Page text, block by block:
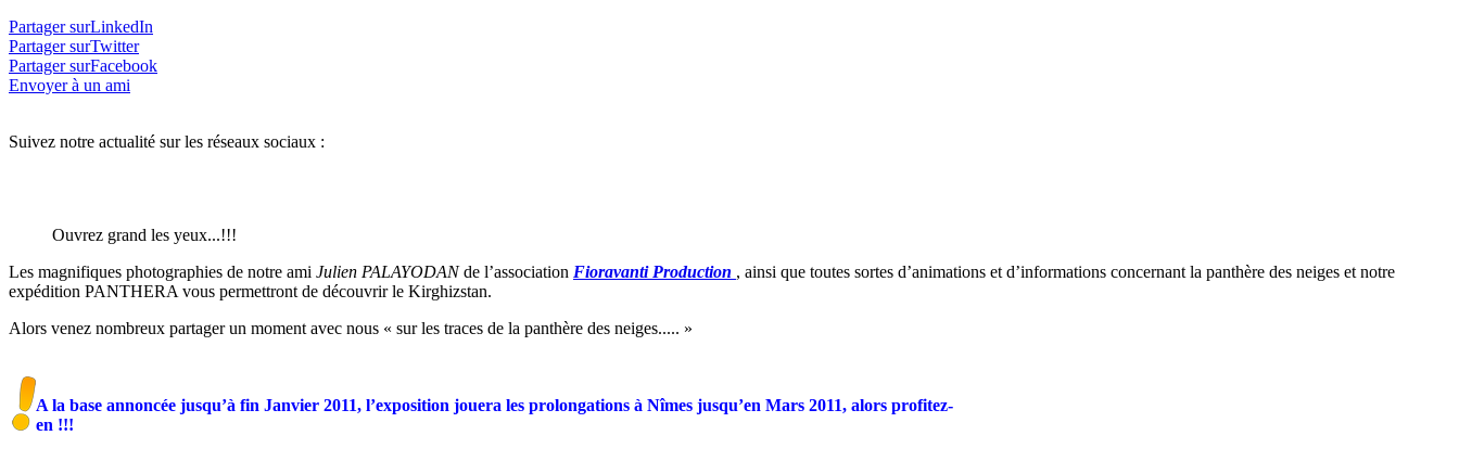
Partager surLinkedIn
Partager surTwitter
Partager surFacebook
Envoyer à un ami
Suivez notre actualité sur les réseaux sociaux :
Ouvrez grand les yeux...!!!
Les magnifiques photographies de notre ami Julien PALAYODANde l’association Fioravanti Production , ainsi que toutes sortes d’animations et d’informations concernant la panthère des neiges et notre
expédition PANTHERA vous permettront de découvrir le Kirghizstan.
Alors venez nombreux partager un moment avec nous « sur les traces de la panthère des neiges..... »
A la base annoncée jusqu’à fin Janvier 2011, l’exposition jouera les prolongations à Nîmes jusqu’en Mars 2011, alors profitez-
en !!!